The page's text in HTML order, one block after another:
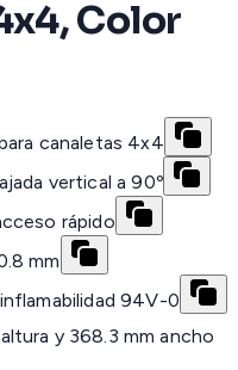
Color
canaletas 4x4
vertical a 90º
rápido
mm
94V-0
y 368.3 mm ancho